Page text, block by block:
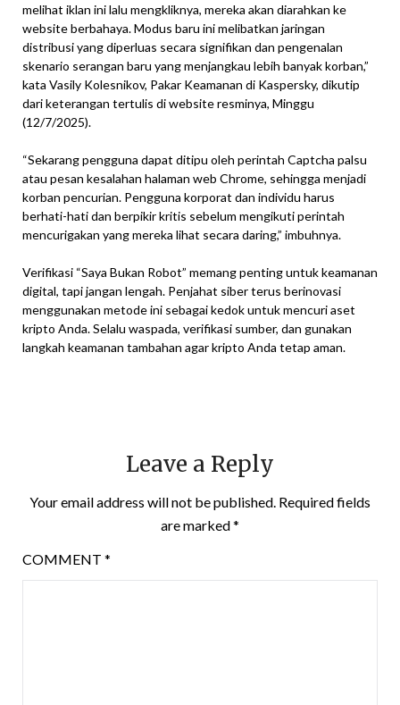
melihat iklan ini lalu mengkliknya, mereka akan diarahkan ke
website berbahaya. Modus baru ini melibatkan jaringan
distribusi yang diperluas secara signifikan dan pengenalan
skenario serangan baru yang menjangkau lebih banyak korban,”
kata Vasily Kolesnikov, Pakar Keamanan di Kaspersky, dikutip
dari keterangan tertulis di website resminya, Minggu
(12/7/2025).
“Sekarang pengguna dapat ditipu oleh perintah Captcha palsu
atau pesan kesalahan halaman web Chrome, sehingga menjadi
korban pencurian. Pengguna korporat dan individu harus
berhati-hati dan berpikir kritis sebelum mengikuti perintah
mencurigakan yang mereka lihat secara daring,” imbuhnya.
Verifikasi “Saya Bukan Robot” memang penting untuk keamanan
digital, tapi jangan lengah. Penjahat siber terus berinovasi
menggunakan metode ini sebagai kedok untuk mencuri aset
kripto Anda. Selalu waspada, verifikasi sumber, dan gunakan
langkah keamanan tambahan agar kripto Anda tetap aman.
Leave a Reply
Your email address will not be published. Required fields
are marked*
COMMENT *